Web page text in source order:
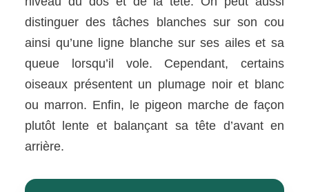
distinguer des tâches blanches sur son cou
ainsi qu’une ligne blanche sur ses ailes et sa
queue lorsqu’il vole. Cependant, certains
oiseaux présentent un plumage noir et blanc
ou marron. Enfin, le pigeon marche de façon
plutôt lente et balançant sa tête d’avant en
arrière.